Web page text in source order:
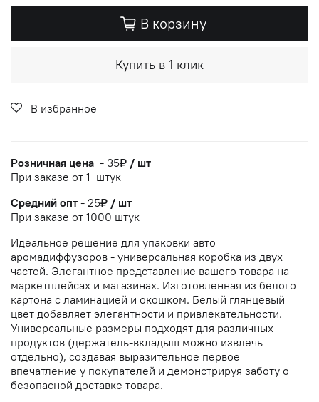
В корзину
Купить в 1 клик
В избранное
Розничная цена - 35₽ / шт
При заказе от 1 штук
Средний опт - 25₽ / шт
При заказе от 1000 штук
Идеальное решение для упаковки авто
аромадиффузоров - универсальная коробка из двух
частей. Элегантное представление вашего товара на
маркетплейсах и магазинах. Изготовленная из белого
картона с ламинацией и окошком. Белый глянцевый
цвет добавляет элегантности и привлекательности.
Универсальные размеры подходят для различных
продуктов (держатель-вкладыш можно извлечь
отдельно), создавая выразительное первое
впечатление у покупателей и демонстрируя заботу о
безопасной доставке товара.